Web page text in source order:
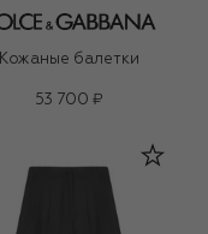
Кожаные балетки
53 700 ₽